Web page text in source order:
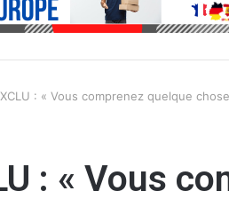
: « Vous comprenez quelque
: « Vous